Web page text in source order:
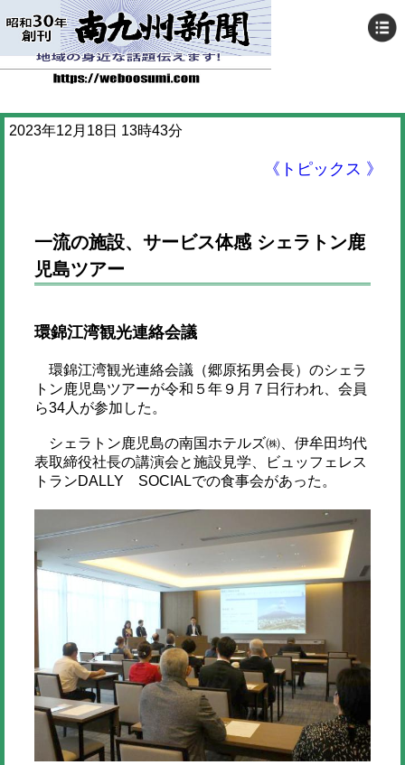
2023年12月18日 13時43分
《トピックス 》
一流の施設、サービス体感 シェラトン鹿
児島ツアー
環錦江湾観光連絡会議
環錦江湾観光連絡会議（郷原拓男会長）のシェラ
トン鹿児島ツアーが令和５年９月７日行われ、会員
ら34人が参加した。
シェラトン鹿児島の南国ホテルズ㈱、伊牟田均代
表取締役社長の講演会と施設見学、ビュッフェレス
トランDALLY SOCIALでの食事会があった。